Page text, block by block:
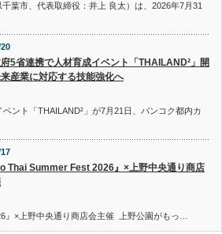
葉市、代表取締役：井上 良太）は、2026年7月31
5省連携で人材育成イベント「THAILAND²」開
産業に対応する技能強化へ
ベント「THAILAND²」が7月21日、バンコク都内カ
Thai Summer Fest 2026』×上野中央通り商店
』×上野中央通り商店会主催 上野公園がもっ…